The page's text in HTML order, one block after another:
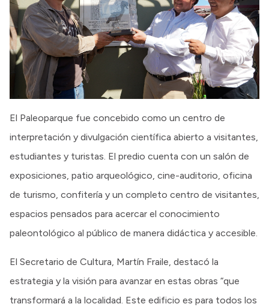
El Paleoparque fue concebido como un centro de
interpretación y divulgación científica abierto a visitantes,
estudiantes y turistas. El predio cuenta con un salón de
exposiciones, patio arqueológico, cine-auditorio, oficina
de turismo, confitería y un completo centro de visitantes,
espacios pensados para acercar el conocimiento
paleontológico al público de manera didáctica y accesible.
El Secretario de Cultura, Martín Fraile, destacó la
estrategia y la visión para avanzar en estas obras “que
transformará a la localidad. Este edificio es para todos los